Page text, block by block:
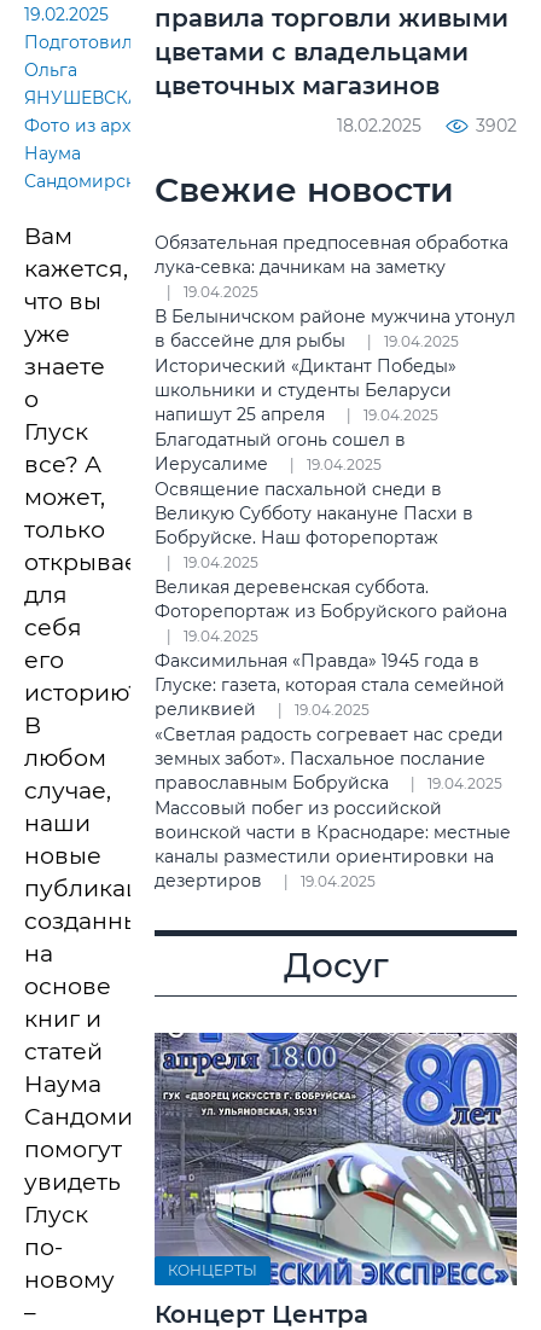
19.02.2025
Подготовила
Ольга
ЯНУШЕВСКАЯ.
Фото из архива
Наума
Сандомирского.
Вам
кажется,
что вы
уже
знаете
о
Глуск
все? А
может,
только
открываете
для
себя
его
историю?
В
любом
случае,
наши
новые
публикации,
созданные
на
основе
книг и
статей
Наума
Сандомирского,
помогут
увидеть
Глуск
по-
новому
–
правила торговли живыми
цветами с владельцами
цветочных магазинов
18.02.2025 3902
Свежие новости
Обязательная предпосевная обработка
лука-севка: дачникам на заметку
19.04.2025
В Белыничском районе мужчина утонул
в бассейне для рыбы
19.04.2025
Исторический «Диктант Победы»
школьники и студенты Беларуси
напишут 25 апреля
19.04.2025
Благодатный огонь сошел в
Иерусалиме
19.04.2025
Освящение пасхальной снеди в
Великую Субботу накануне Пасхи в
Бобруйске. Наш фоторепортаж
19.04.2025
Великая деревенская суббота.
Фоторепортаж из Бобруйского района
19.04.2025
Факсимильная «Правда» 1945 года в
Глуске: газета, которая стала семейной
реликвией
19.04.2025
«Светлая радость согревает нас среди
земных забот». Пасхальное послание
православным Бобруйска
19.04.2025
Массовый побег из российской
воинской части в Краснодаре: местные
каналы разместили ориентировки на
дезертиров
19.04.2025
Досуг
КОНЦЕРТЫ
Концерт Центра